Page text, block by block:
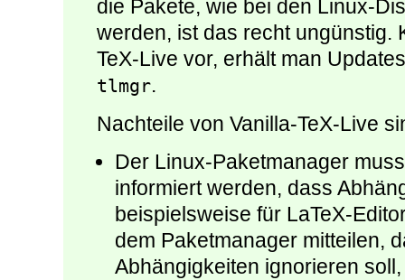
die Pakete, wie bei den Linux-
werden, ist das recht ungünstig.
TeX-Live vor, erhält man
tlmgr.
Nachteile von Vanilla-TeX-Live
Der Linux-Paketmanager
informiert werden, dass
beispielsweise für LaTeX-
dem Paketmanager mitteilen,
Abhängigkeiten ignorieren